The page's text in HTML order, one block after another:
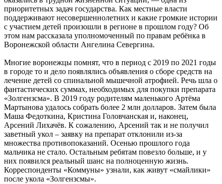
приоритетных задач государства. Как местные власти
поддерживают несовершеннолетних и какие громкие истории
с участием детей произошли в регионе в прошлом году? Об
этом нам рассказала уполномоченный по правам ребёнка в
Воронежской области Ангелина Севергина.
Многие воронежцы помнят, что в период с 2019 по 2021 годы
в городе то и дело появлялись объявления о сборе средств на
лечение детей со спинальной мышечной атрофией. Речь шла о
фантастических суммах, необходимых для покупки препарата
«Золгензсма». В 2019 году родителям маленького Артёма
Мартынова удалось собрать более 2 млн долларов. Затем была
Маша Федоткина, Кристина Головчанская и, наконец,
Арсений Лихачёв. К сожалению, Арсений так и не получил
заветный укол – заявку на препарат отклонили из-за
множества противопоказаний. Осенью прошлого года
мальчика не стало. Остальным ребятам повезло больше, и у
них появился реальный шанс на полноценную жизнь.
Корреспонденты «Коммуны» узнали, как живут «смайлики»
после укола «Золгензсмы».